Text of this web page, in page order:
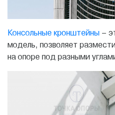
Консольные кронштейны –
модель, позволяет
на опоре под разными